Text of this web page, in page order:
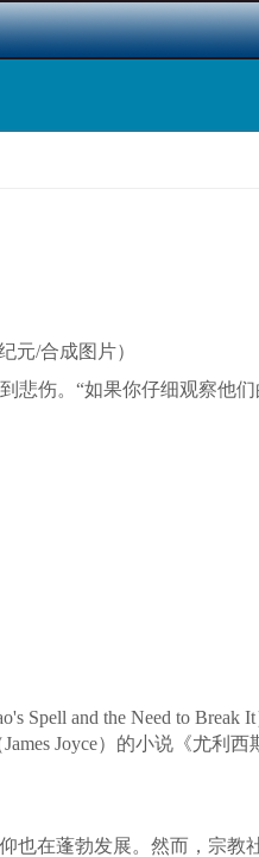
元/合成图片）
悲伤。“如果你仔细观察他
Spell and the Need to Break
Joyce）的小说《尤利西
也在蓬勃发展。然而，宗教